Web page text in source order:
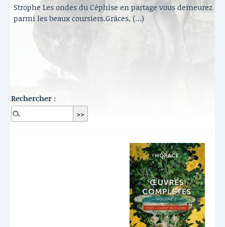
Strophe Les ondes du Céphise en partage vous demeurez
parmi les beaux coursiers.Grâces, (…)
Rechercher :
Dernières publications